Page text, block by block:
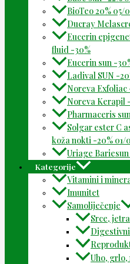
BioTeo 20% 05/
Ducray
Eucerin
fluid -30%
Eucerin sun -
Ladival SUN -
Noreva Exfoliac
Noreva Kerapil
Pharmaceris
Solgar ester C
koža nokti -20% 01/
Uriage
Kategorije
Vitamini i
Imunitet
Samoliječenje
Srce,
Uho, grlo,